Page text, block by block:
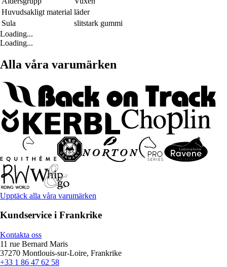
Huvudsakligt material läder
Sula
slitstark gummi
Loading...
Loading...
Alla våra varumärken
Upptäck alla våra varumärken
Kundservice i Frankrike
Kontakta oss
11 rue Bernard Maris
37270 Montlouis-sur-Loire, Frankrike
+33 1 86 47 62 58